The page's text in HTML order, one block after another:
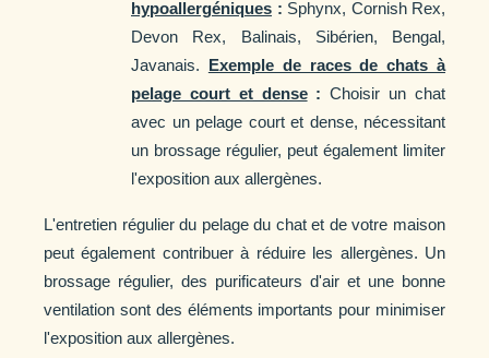
hypoallergéniques : Sphynx, Cornish Rex,
Devon Rex, Balinais, Sibérien, Bengal,
Javanais. Exemple de races de chats à
pelage court et dense:Choisir un chat
avec un pelage court et dense, nécessitant
un brossage régulier, peut également limiter
l'exposition aux allergènes.
L'entretien régulier du pelage du chat et de votre maison
peut également contribuer à réduire les allergènes. Un
brossage régulier, des purificateurs d'air et une bonne
ventilation sont des éléments importants pour minimiser
l'exposition aux allergènes.